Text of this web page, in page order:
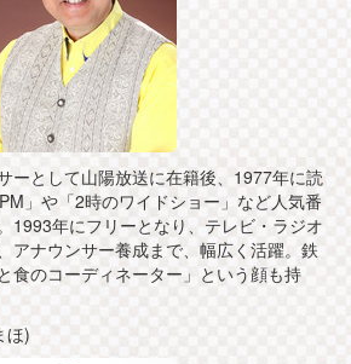
ーとして山陽放送に在籍後、1977年に読
」や「2時のワイドショー」など人気番
1993年にフリーとなり、テレビ・ラジオ
アナウンサー養成まで、幅広く活躍。鉄
食のコーディネーター」という顔も持
ほ)